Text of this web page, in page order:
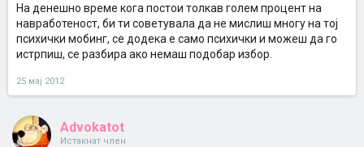
На денешно време кога постои толкав голем процент на
навработеност, би ти советувала да не мислиш многу на тој
психички мобинг, се додека е само психички и можеш да го
истрпиш, се разбира ако немаш подобар избор.
25 мај 2012
Advokatot
Истакнат член